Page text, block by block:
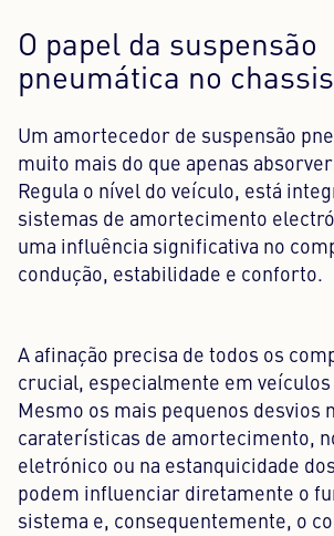
O papel da suspensão
pneumática no
Um amortecedor de suspensão
muito mais do que apenas
Regula o nível do veículo, está
sistemas de amortecimento
uma influência significativa no
condução, estabilidade e conforto.
A afinação precisa de todos os
crucial, especialmente em
Mesmo os mais pequenos desvios
caraterísticas de amortecimento,
eletrónico ou na estanquicidade
podem influenciar diretamente o
sistema e, consequentemente, o